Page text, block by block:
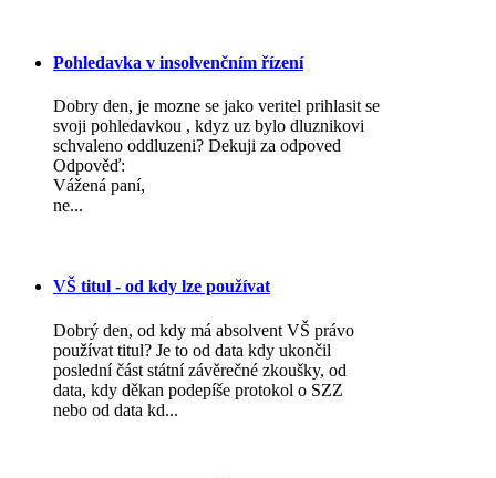
Pohledavka v insolvenčním řízení
Dobry den, je mozne se jako veritel prihlasit se
svoji pohledavkou , kdyz uz bylo dluznikovi
schvaleno oddluzeni? Dekuji za odpoved
Odpověď:
Vážená paní,
ne...
VŠ titul - od kdy lze používat
Dobrý den, od kdy má absolvent VŠ právo
používat titul? Je to od data kdy ukončil
poslední část státní závěrečné zkoušky, od
data, kdy děkan podepíše protokol o SZZ
nebo od data kd...